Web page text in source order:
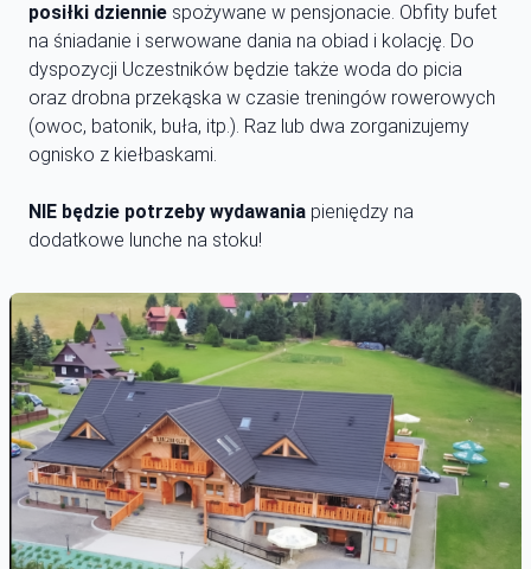
posiłki dziennie spożywane w pensjonacie. Obfity bufet
na śniadanie i serwowane dania na obiad i kolację. Do
dyspozycji Uczestników będzie także woda do picia
oraz drobna przekąska w czasie treningów rowerowych
(owoc, batonik, buła, itp.). Raz lub dwa zorganizujemy
ognisko z kiełbaskami.
NIE będzie potrzeby wydawania pieniędzy na
dodatkowe lunche na stoku!